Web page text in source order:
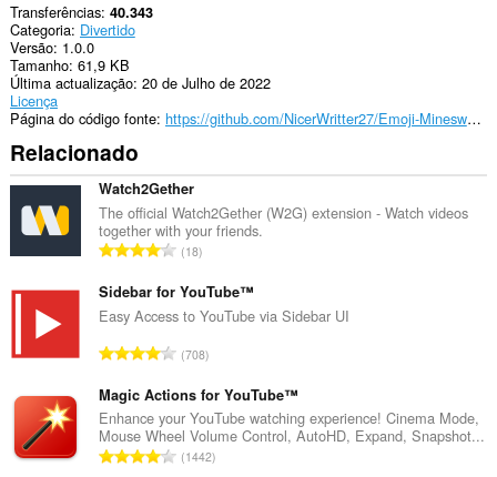
Transferências 40.343
Categoria Divertido
Versão 1.0.0
Tamanho 61,9 KB
Última actualização 20 de Julho de 2022
Licença
Página do código fonte
https://github.com/NicerWritter27/Emoji-Minesweeper
Relacionado
Watch2Gether
The official Watch2Gether (W2G) extension - Watch videos
together with your friends.
N
m
e
o
o
t
a
18
Sidebar for YouTube™
Easy Access to YouTube via Sidebar UI
N
m
e
r
o
708
Magic Actions for YouTube™
Enhance your YouTube watching experience! Cinema Mode,
Mouse Wheel Volume Control, AutoHD, Expand, Snapshot...
N1442